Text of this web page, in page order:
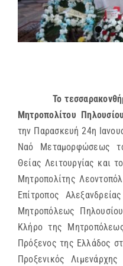
ΣΥΝΔΕΣΕΙΣ
Το
Μητροπολίτου
την Παρασκευή 24η
Ναό Μεταμορφώσεως
Θείας Λειτουργίας και
Μητροπολίτης
Επίτροπος
Μητροπόλεως
Κλήρο της
Πρόξενος της Ελλάδος
Προξενικός